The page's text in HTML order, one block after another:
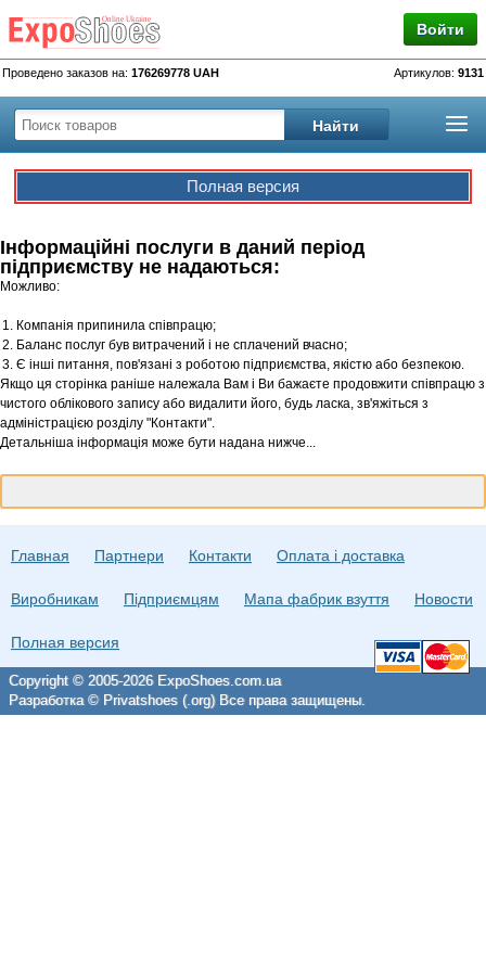
Войти
Проведено заказов на: 176269778 UAH Артикулов: 9131
Полная версия
Інформаційні послуги в даний період
підприємству не надаються:
Можливо:
Компанія припинила співпрацю;
Баланс послуг був витрачений і не сплачений вчасно;
Є інші питання, пов'язані з роботою підприємства, якістю або безпекою.
Якщо ця сторінка раніше належала Вам і Ви бажаєте продовжити співпрацю з
чистого облікового запису або видалити його, будь ласка, зв'яжіться з
адміністрацією розділу "Контакти".
Детальніша інформація може бути надана нижче...
Главная Партнери Контакти Оплата і доставка
Виробникам Підприємцям Мапа фабрик взуття Новости
Полная версия
Copyright © 2005-2026 ExpoShoes.com.ua
Разработка © Privatshoes (.org) Все права защищены.